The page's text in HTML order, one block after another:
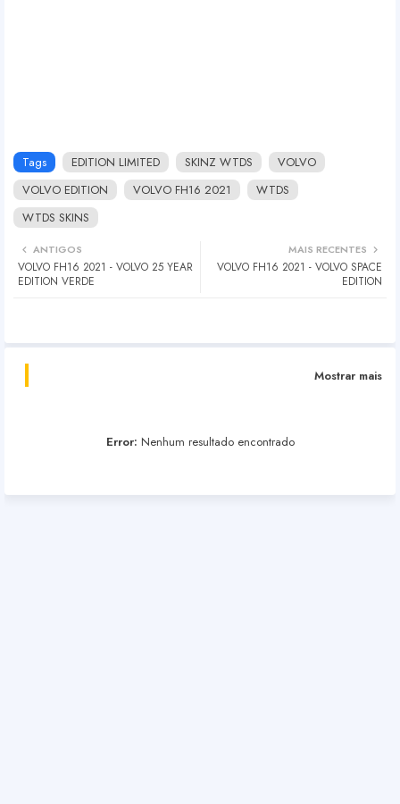
Tags EDITION LIMITED SKINZ WTDS
VOLVO
VOLVO EDITION
VOLVO FH16 2021
WTDS
WTDS SKINS
MAIS RECENTES
VOLVO FH16 2021 - VOLVO SPACE
EDITION
ANTIGOS
VOLVO FH16 2021 - VOLVO 25 YEAR
EDITION VERDE
Mostrar mais
Error: Nenhum resultado encontrado